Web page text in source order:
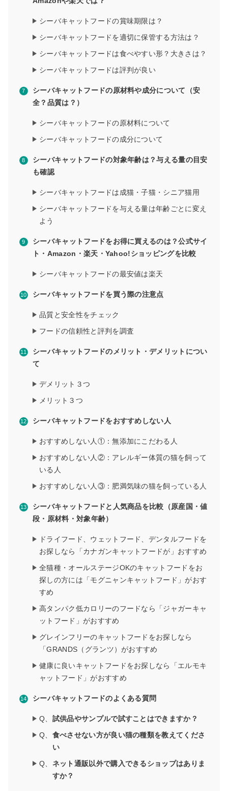
シーバキャットフードの賞味期限は？
シーバキャットフードを適切に保管する方法は？
シーバキャットフードは食べやすい形？大きさは？
シーバキャットフードは評判が良い
シーバキャットフードの原材料や成分について（安
全？品質は？）
シーバキャットフードの原材料について
シーバキャットフードの成分について
シーバキャットフードの対象年齢は？与える量の目安
も確認
シーバキャットフードは成猫・子猫・シニア猫用
シーバキャットフードを与える量は年齢ごとに変え
よう
シーバキャットフードをお得に買えるのは？公式サイ
ト・Amazon・楽天・Yahoo!ショッピングを比較
シーバキャットフードの最安値は楽天
シーバキャットフードを買う際の注意点
品質と安全性をチェック
フードの信頼性と評判を調査
シーバキャットフードのメリット・デメリットについ
て
デメリット３つ
メリット３つ
シーバキャットフードをおすすめしない人
おすすめしない人①：無添加にこだわる人
おすすめしない人②：アレルギー体質の猫を飼って
いる人
おすすめしない人③：肥満気味の猫を飼っている人
シーバキャットフードと人気商品を比較（原産国・値
段・原材料・対象年齢）
ドライフード、ウェットフード、デンタルフードを
お探しなら「カナガンキャットフードが」おすすめ
全猫種・オールステージOKのキャットフードをお
探しの方には「モグニャンキャットフード」がおす
すめ
高タンパク低カロリーのフードなら「ジャガーキャ
ットフード」がおすすめ
グレインフリーのキャットフードをお探しなら
「GRANDS（グランツ）がおすすめ
健康に良いキャットフードをお探しなら「エルモキ
ャットフード」がおすすめ
シーバキャットフードのよくある質問
Q、 試供品やサンプルで試すことはできますか？
Q、 食べさせない方が良い猫の種類を教えてくださ
い
Q、 ネット通販以外で購入できるショップはありま
すか？